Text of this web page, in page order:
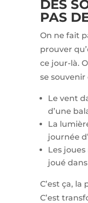
DES
PAS
On ne fait
prouver
ce jour-là.
se souvenir
Le vent
d’une
La
journée
Les
joué
C’est ça,
C’est